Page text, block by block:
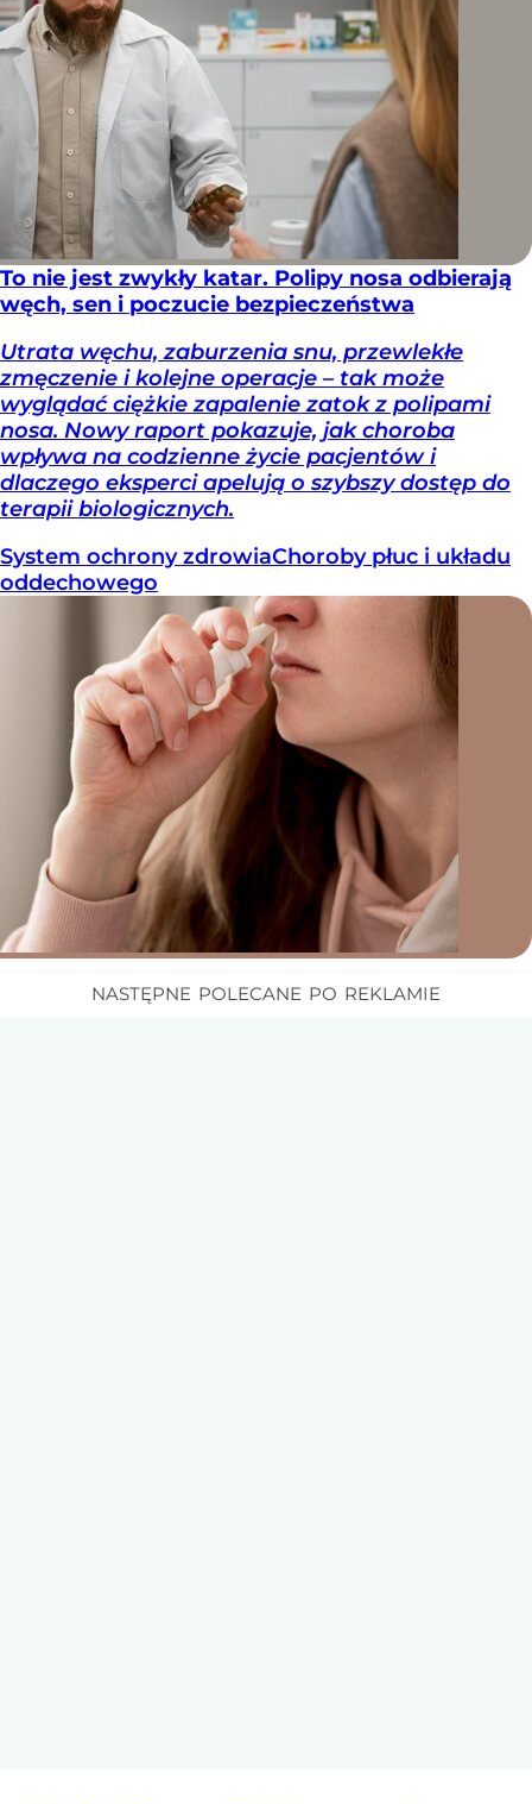
To nie jest zwykły katar. Polipy nosa odbierają
węch, sen i poczucie bezpieczeństwa
Utrata węchu, zaburzenia snu, przewlekłe
zmęczenie i kolejne operacje – tak może
wyglądać ciężkie zapalenie zatok z polipami
nosa. Nowy raport pokazuje, jak choroba
wpływa na codzienne życie pacjentów i
dlaczego eksperci apelują o szybszy dostęp do
terapii biologicznych.
System ochrony zdrowiaChoroby płuc i układu
oddechowego